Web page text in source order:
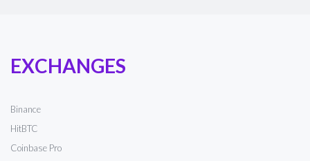
EXCHANGES
Binance
HitBTC
Coinbase Pro